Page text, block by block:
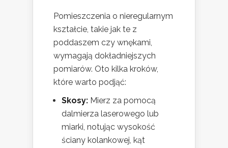
Pomieszczenia o nieregularnym
kształcie, takie jak te z
poddaszem czy wnękami,
wymagają dokładniejszych
pomiarów. Oto kilka kroków,
które warto podjąć:
Skosy: Mierz za pomocą
dalmierza laserowego lub
miarki, notując wysokość
ściany kolankowej, kąt